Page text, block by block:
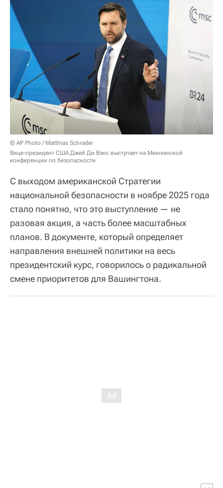
© AP Photo / Matthias Schrader
Вице-президент США Джей Ди Вэнс выступает на Мюнхенской
конференции по безопасности
С выходом американской Стратегии
национальной безопасности в ноябре 2025 года
стало понятно, что это выступление — не
разовая акция, а часть более масштабных
планов. В документе, который определяет
направления внешней политики на весь
президентский курс, говорилось о радикальной
смене приоритетов для Вашингтона.